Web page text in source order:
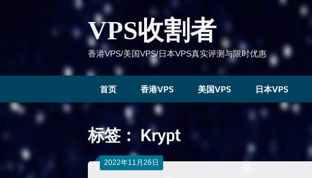
VPS收割者
香港VPS/美国VPS/日本VPS真实评测与限时优惠
首页 香港VPS 美国VPS 日本VPS
标签：Krypt
2022年11月26日